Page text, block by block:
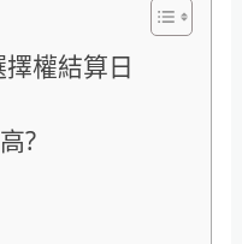
權結算日
?